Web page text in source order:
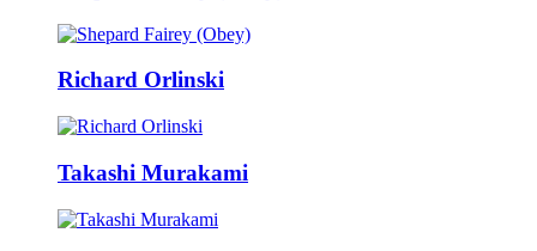
Richard Orlinski
Takashi Murakami